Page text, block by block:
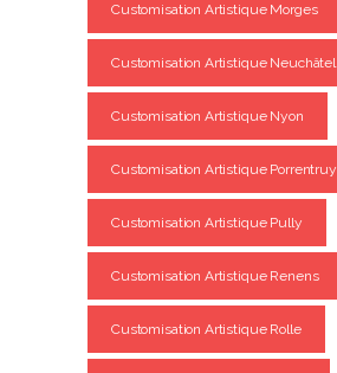
Customisation Artistique Morges
Customisation Artistique Neuchâtel
Customisation Artistique Nyon
Customisation Artistique Porrentruy
Customisation Artistique Pully
Customisation Artistique Renens
Customisation Artistique Rolle